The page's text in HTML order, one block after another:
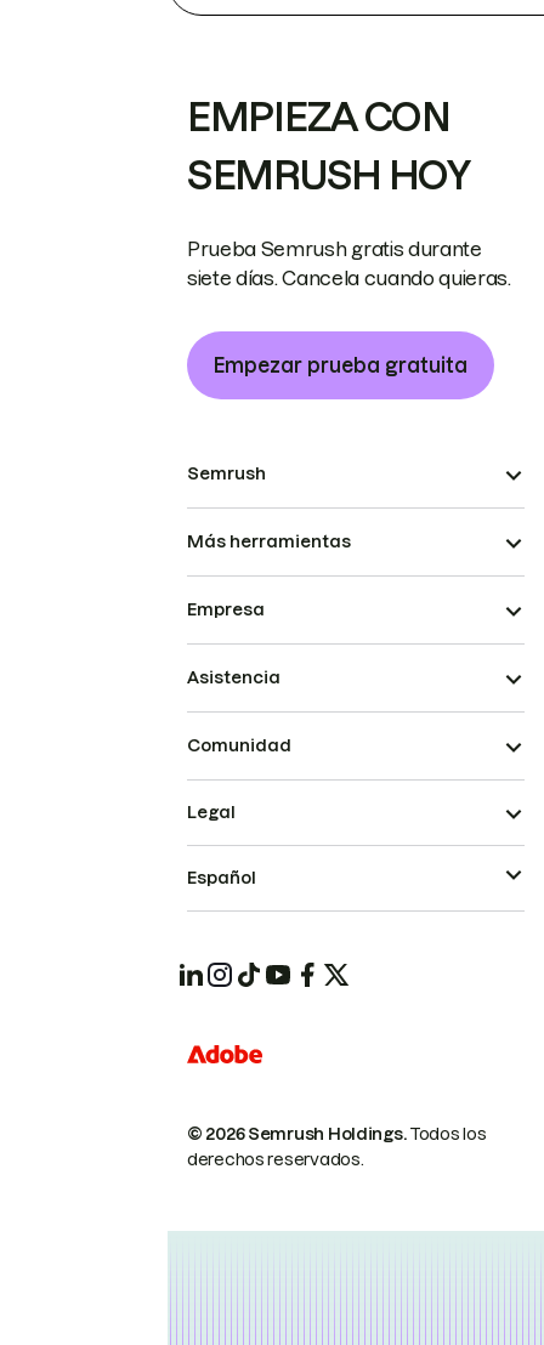
EMPIEZA CON
SEMRUSH HOY
Prueba Semrush gratis durante
siete días. Cancela cuando quieras.
Empezar prueba gratuita
Semrush
Más herramientas
Empresa
Asistencia
Comunidad
© 2026 Semrush Holdings.Todos los
derechos reservados.
Legal
Español